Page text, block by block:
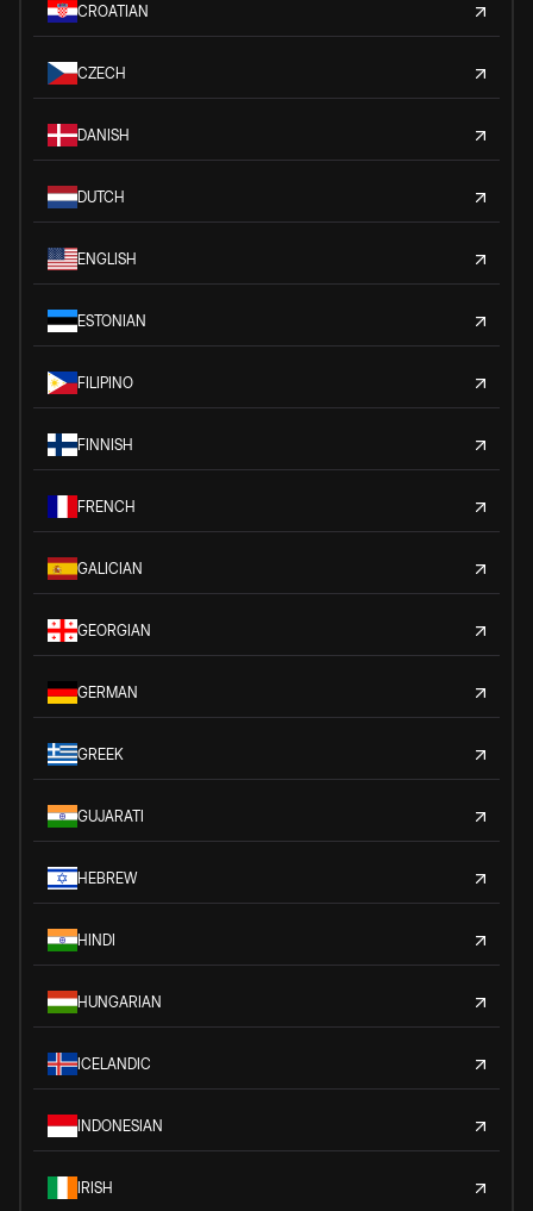
CROATIAN
CZECH
DANISH
DUTCH
ENGLISH
ESTONIAN
FILIPINO
FINNISH
FRENCH
GALICIAN
GEORGIAN
GERMAN
GREEK
GUJARATI
HEBREW
HINDI
HUNGARIAN
ICELANDIC
INDONESIAN
IRISH